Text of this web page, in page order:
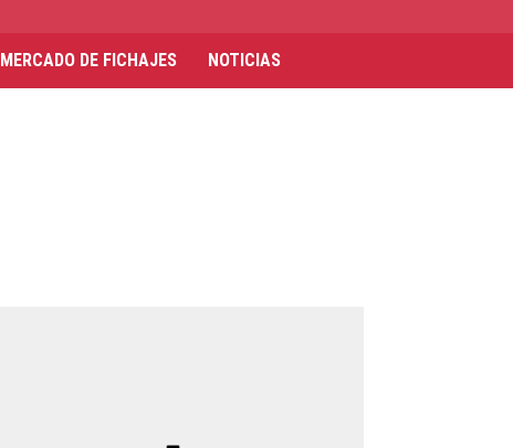
MERCADO DE FICHAJES NOTICIAS